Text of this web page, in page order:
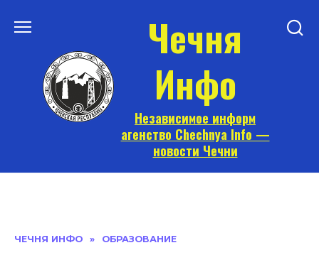
Чечня
Инфо
Независимое информ
агенство Chechnya Info —
новости Чечни
ЧЕЧНЯ ИНФО » ОБРАЗОВАНИЕ